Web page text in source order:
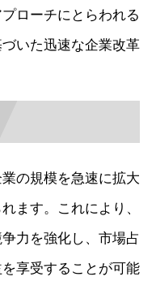
ローチにとらわれる
いた迅速な企業改革
の規模を急速に拡大
ます。これにより、
力を強化し、市場占
享受することが可能